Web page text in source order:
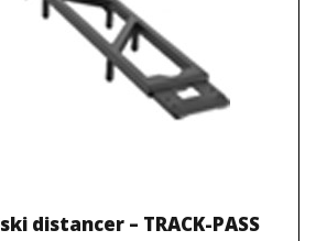
distancer – TRACK-PASS